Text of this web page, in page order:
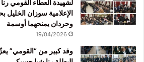
لشهيدة العطاء القومي
الإعلامية سوزان
وحردان يمنحهما أوسمة
19/04/2026
وفد كبير من “القومي”